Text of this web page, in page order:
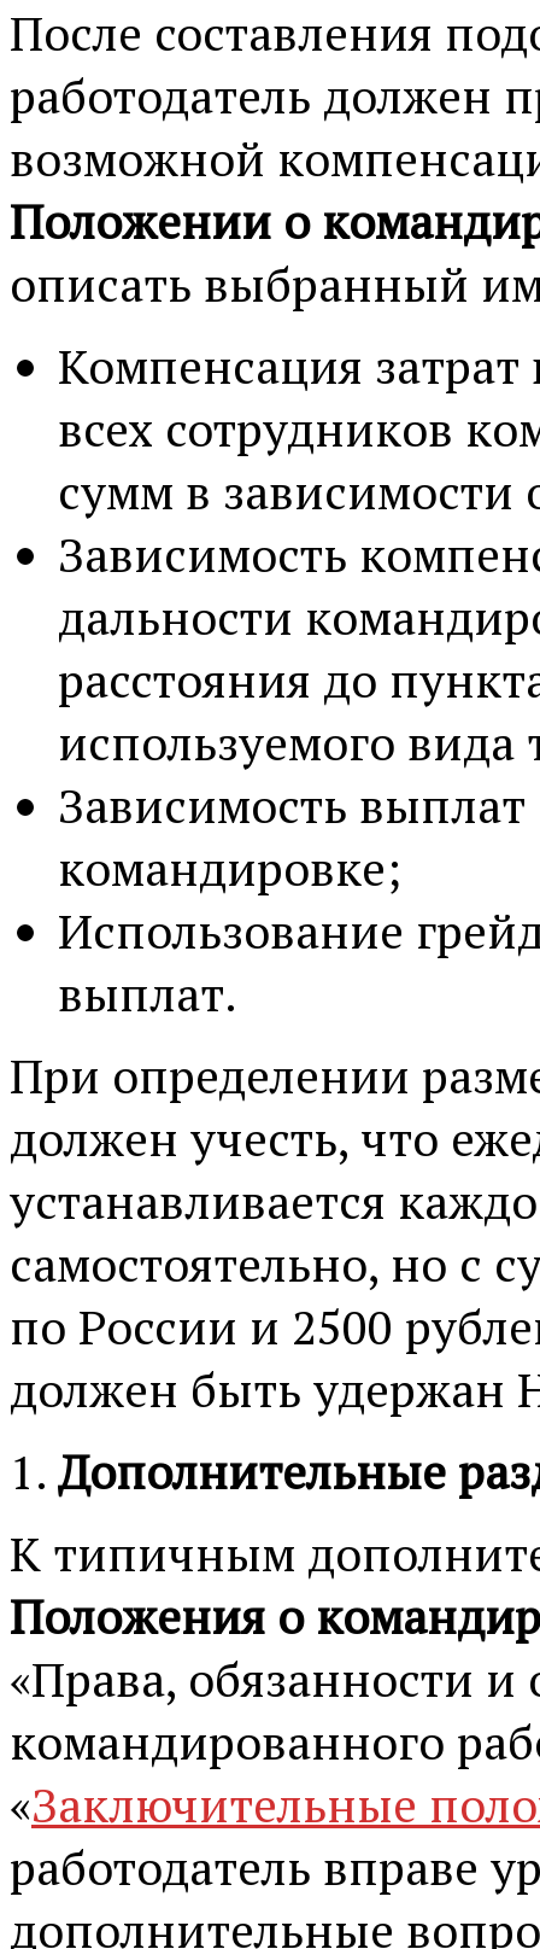
После составления
работодатель должен
возможной
Положении о
описать выбранный
Компенсация
всех сотрудников
сумм в
Зависимость
дальности
расстояния до
используемого вида
Зависимость
командировке;
Использование
выплат.
При определении
должен учесть, что
устанавливается
самостоятельно, но с
по России и 2500
должен быть удержан
Дополнительные
К типичным
Положения о
«Права, обязанности и
командированного
«Заключительные
работодатель вправе
дополнительные